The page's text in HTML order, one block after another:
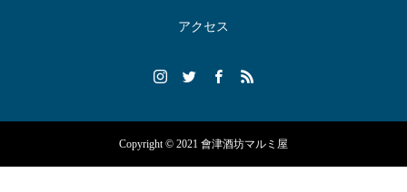
アクセス
Copyright © 2021 會津酒坊マルミ屋